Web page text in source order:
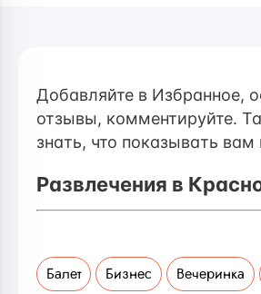
Добавляйте в Избранное,
отзывы, комментируйте.
знать, что показывать вам
Развлечения в
Балет Бизнес Вечеринка